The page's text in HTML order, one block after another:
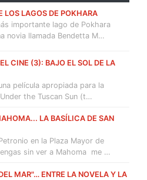
LOS LAGOS DE POKHARA
importante lago de Pokhara
novia llamada Bendetta M…
CINE (3): BAJO EL SOL DE LA
película apropiada para la
the Tuscan Sun (t…
LA BASÍLICA DE SAN
en la Plaza Mayor de
sin ver a Mahoma me …
MAR"… ENTRE LA NOVELA Y LA